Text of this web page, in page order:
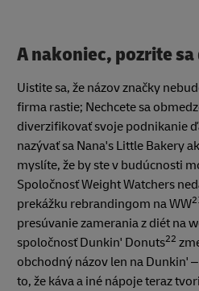
A nakoniec, pozrite
Uistite sa, že názov značky
firma rastie; Nechcete sa
diverzifikovať svoje podnikanie
nazývať sa Nana's Little Bakery
myslíte, že by ste v budúcnosti
Spoločnosť Weight Watchers
prekážku rebrandingom na WW
presúvanie zamerania z diét na
spoločnosť Dunkin' Donuts22
obchodný názov len na Dunkin'
to, že káva a iné nápoje teraz